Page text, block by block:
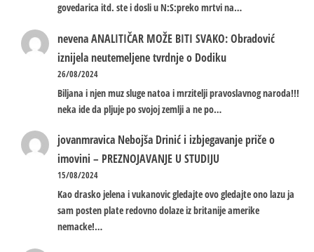
govedarica itd. ste i dosli u N:S:preko mrtvi na…
nevenaANALITIČAR MOŽE BITI SVAKO: Obradović
iznijela neutemeljene tvrdnje o Dodiku
26/08/2024
Biljana i njen muz sluge natoa i mrzitelji pravoslavnog naroda!!!
neka ide da pljuje po svojoj zemlji a ne po…
jovanmravica Nebojša Drinić i izbjegavanje priče o
imovini – PREZNOJAVANJE U STUDIJU
15/08/2024
Kao drasko jelena i vukanovic gledajte ovo gledajte ono lazu ja
sam posten plate redovno dolaze iz britanije amerike
nemacke!…